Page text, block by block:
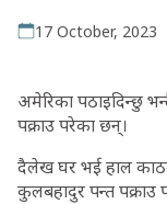
17 October, 2023
अमेरिका पठाइदिन्छु
पक्राउ परेका छन्।
दैलेख घर भई हाल
कुलबहादुर पन्त पक्राउ